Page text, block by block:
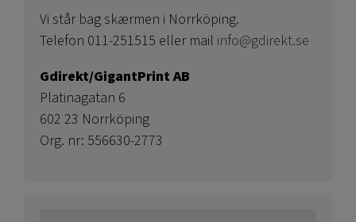
Vi står bag skærmen i Norrköping.
Telefon 011-251515 eller mail info@gdirekt.se
Gdirekt/GigantPrint AB
Platinagatan 6
602 23 Norrköping
Org. nr: 556630-2773